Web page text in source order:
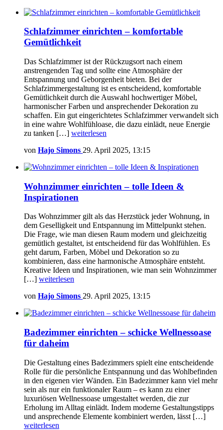
Schlafzimmer einrichten – komfortable
Gemütlichkeit
Das Schlafzimmer ist der Rückzugsort nach einem
anstrengenden Tag und sollte eine Atmosphäre der
Entspannung und Geborgenheit bieten. Bei der
Schlafzimmergestaltung ist es entscheidend, komfortable
Gemütlichkeit durch die Auswahl hochwertiger Möbel,
harmonischer Farben und ansprechender Dekoration zu
schaffen. Ein gut eingerichtetes Schlafzimmer verwandelt sich
in eine wahre Wohlfühloase, die dazu einlädt, neue Energie
zu tanken […] weiterlesen
von Hajo Simons 29. April 2025, 13:15
Wohnzimmer einrichten – tolle Ideen &
Inspirationen
Das Wohnzimmer gilt als das Herzstück jeder Wohnung, in
dem Geselligkeit und Entspannung im Mittelpunkt stehen.
Die Frage, wie man diesen Raum modern und gleichzeitig
gemütlich gestaltet, ist entscheidend für das Wohlfühlen. Es
geht darum, Farben, Möbel und Dekoration so zu
kombinieren, dass eine harmonische Atmosphäre entsteht.
Kreative Ideen und Inspirationen, wie man sein Wohnzimmer
[…] weiterlesen
von Hajo Simons 29. April 2025, 13:15
Badezimmer einrichten – schicke Wellnessoase
für daheim
Die Gestaltung eines Badezimmers spielt eine entscheidende
Rolle für die persönliche Entspannung und das Wohlbefinden
in den eigenen vier Wänden. Ein Badezimmer kann viel mehr
sein als nur ein funktionaler Raum – es kann zu einer
luxuriösen Wellnessoase umgestaltet werden, die zur
Erholung im Alltag einlädt. Indem moderne Gestaltungstipps
und ansprechende Elemente kombiniert werden, lässt […]
weiterlesen